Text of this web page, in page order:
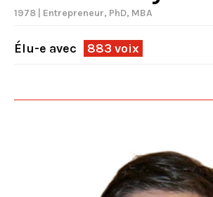
1978 | Entrepreneur, PhD, MBA
Élu-e avec 883 voix